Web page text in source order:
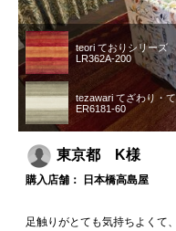
teori ておりシリーズ
LR362A-200
tezawari てざわり・
ER6181-60
東京都 K様
購入店舗： 日本橋高島屋
足触りがとても気持ちよくて